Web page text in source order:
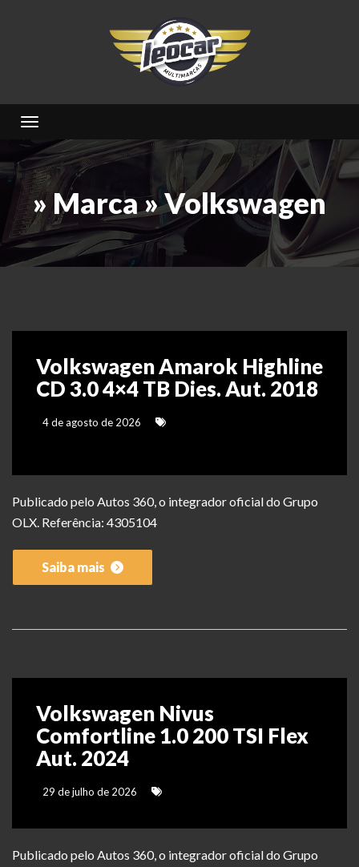
Toggle navigation
» Marca » Volkswagen
Volkswagen Amarok Highline
CD 3.0 4×4 TB Dies. Aut. 2018
4 de agosto de 2026
Publicado pelo Autos 360, o integrador oficial do Grupo
OLX. Referência: 4305104
Saiba mais
Volkswagen Nivus
Comfortline 1.0 200 TSI Flex
Aut. 2024
29 de julho de 2026
Publicado pelo Autos 360, o integrador oficial do Grupo